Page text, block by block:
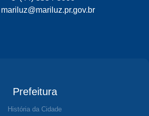
mariluz@mariluz.pr.gov.br
Prefeitura
História da Cidade